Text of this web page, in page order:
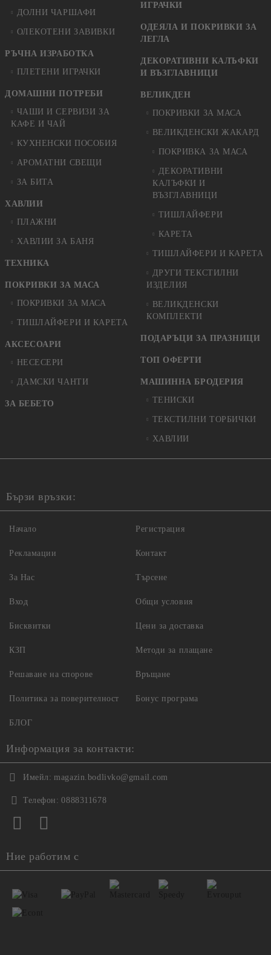
ДОЛНИ ЧАРШАФИ
ОЛЕКОТЕНИ ЗАВИВКИ
РЪЧНА ИЗРАБОТКА
ПЛЕТЕНИ ИГРАЧКИ
ДОМАШНИ ПОТРЕБИ
ЧАШИ И СЕРВИЗИ ЗА
КАФЕ И ЧАЙ
КУХНЕНСКИ ПОСОБИЯ
АРОМАТНИ СВЕЩИ
ЗА БИТА
ХАВЛИИ
ПЛАЖНИ
ХАВЛИИ ЗА БАНЯ
ТЕХНИКА
ПОКРИВКИ ЗА МАСА
ПОКРИВКИ ЗА МАСА
ТИШЛАЙФЕРИ И КАРЕТА
АКСЕСОАРИ
НЕСЕСЕРИ
ДАМСКИ ЧАНТИ
ЗА БЕБЕТО
ИГРАЧКИ
ОДЕЯЛА И ПОКРИВКИ ЗА
ЛЕГЛА
ДЕКОРАТИВНИ КАЛЪФКИ
И ВЪЗГЛАВНИЦИ
ВЕЛИКДЕН
ПОКРИВКИ ЗА МАСА
ВЕЛИКДЕНСКИ ЖАКАРД
ПОКРИВКА ЗА МАСА
ДЕКОРАТИВНИ
КАЛЪФКИ И
ВЪЗГЛАВНИЦИ
ТИШЛАЙФЕРИ
КАРЕТА
ТИШЛАЙФЕРИ И КАРЕТА
ДРУГИ ТЕКСТИЛНИ
ИЗДЕЛИЯ
ВЕЛИКДЕНСКИ
КОМПЛЕКТИ
ПОДАРЪЦИ ЗА ПРАЗНИЦИ
ТОП ОФЕРТИ
МАШИННА БРОДЕРИЯ
ТЕНИСКИ
ТЕКСТИЛНИ ТОРБИЧКИ
ХАВЛИИ
Бързи връзки:
Начало
Рекламации
За Нас
Вход
Регистрация
Контакт
Търсене
Общи условия
Бисквитки
КЗП
Решаване на спорове
Политика за поверителност
Цени за доставка
Методи за плащане
Връщане
Бонус програма
БЛОГ
Информация за контакти:
Имейл: magazin.bodlivko@gmail.com
Телефон: 0888311678
Ние работим с